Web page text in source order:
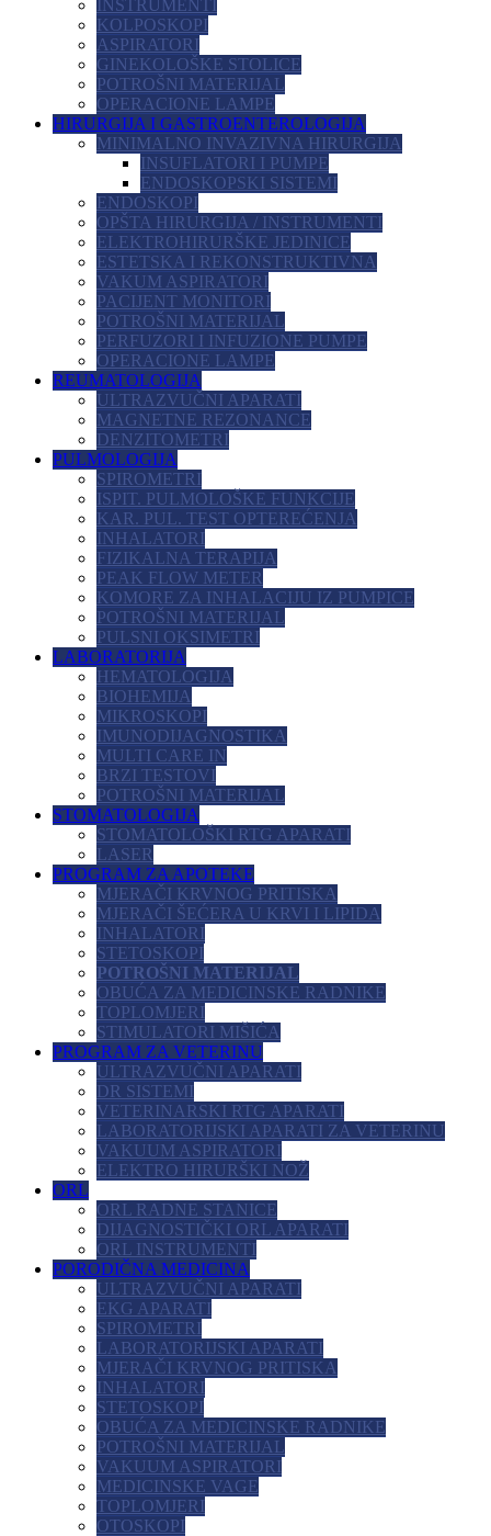
INSTRUMENTI
KOLPOSKOPI
ASPIRATORI
GINEKOLOŠKE STOLICE
POTROŠNI MATERIJAL
OPERACIONE LAMPE
HIRURGIJA I GASTROENTEROLOGIJA
MINIMALNO INVAZIVNA HIRURGIJA
INSUFLATORI I PUMPE
ENDOSKOPSKI SISTEMI
ENDOSKOPI
OPŠTA HIRURGIJA / INSTRUMENTI
ELEKTROHIRURŠKE JEDINICE
ESTETSKA I REKONSTRUKTIVNA
VAKUM ASPIRATORI
PACIJENT MONITORI
POTROŠNI MATERIJAL
PERFUZORI I INFUZIONE PUMPE
OPERACIONE LAMPE
REUMATOLOGIJA
ULTRAZVUČNI APARATI
MAGNETNE REZONANCE
DENZITOMETRI
PULMOLOGIJA
SPIROMETRI
ISPIT. PULMOLOŠKE FUNKCIJE
KAR. PUL. TEST OPTEREĆENJA
INHALATORI
FIZIKALNA TERAPIJA
PEAK FLOW METER
KOMORE ZA INHALACIJU IZ PUMPICE
POTROŠNI MATERIJAL
PULSNI OKSIMETRI
LABORATORIJA
HEMATOLOGIJA
BIOHEMIJA
MIKROSKOPI
IMUNODIJAGNOSTIKA
MULTI CARE IN
BRZI TESTOVI
POTROŠNI MATERIJAL
STOMATOLOGIJA
STOMATOLOŠKI RTG APARATI
LASER
PROGRAM ZA APOTEKE
MJERAČI KRVNOG PRITISKA
MJERAČI ŠEĆERA U KRVI I LIPIDA
INHALATORI
STETOSKOPI
POTROŠNI MATERIJAL
OBUĆA ZA MEDICINSKE RADNIKE
TOPLOMJERI
STIMULATORI MIŠIĆA
PROGRAM ZA VETERINU
ULTRAZVUČNI APARATI
DR SISTEMI
VETERINARSKI RTG APARATI
LABORATORIJSKI APARATI ZA VETERINU
VAKUUM ASPIRATORI
ELEKTRO HIRURŠKI NOŽ
ORL
ORL RADNE STANICE
DIJAGNOSTIČKI ORL APARATI
ORL INSTRUMENTI
PORODIČNA MEDICINA
ULTRAZVUČNI APARATI
EKG APARATI
SPIROMETRI
LABORATORIJSKI APARATI
MJERAČI KRVNOG PRITISKA
INHALATORI
STETOSKOPI
OBUĆA ZA MEDICINSKE RADNIKE
POTROŠNI MATERIJAL
VAKUUM ASPIRATORI
MEDICINSKE VAGE
TOPLOMJERI
OTOSKOPI